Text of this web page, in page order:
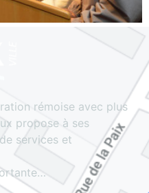
rémoise avec plus
propose à ses
services et